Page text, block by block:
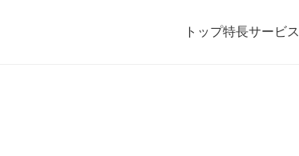
トップ特長サービス